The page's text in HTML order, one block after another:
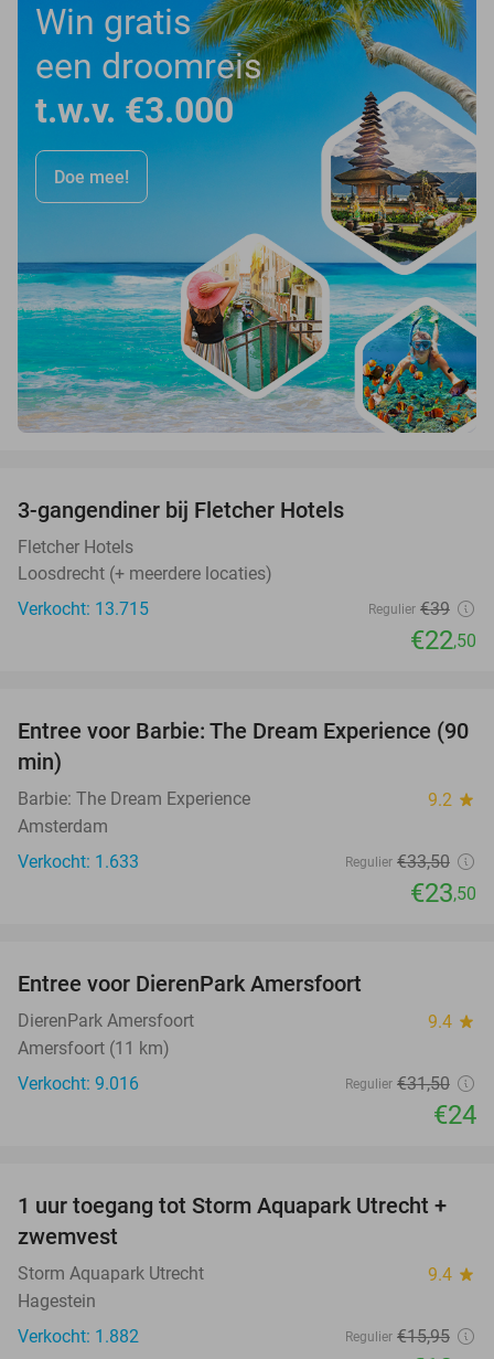
Win gratis
een droomreis
t.w.v. €3.000
Doe mee!
3-gangendiner bij Fletcher Hotels
Fletcher Hotels
Loosdrecht (+ meerdere locaties)
Verkocht: 13.715
Regulier €39
€22,50
30%
Entree voor Barbie: The Dream Experience (90
min)
Barbie: The Dream Experience 9.2 star
Amsterdam
Verkocht: 1.633
Regulier €33,50
€23,50
Entree voor DierenPark Amersfoort
DierenPark Amersfoort 9.4 star
Amersfoort (11 km)
Verkocht: 9.016
Regulier €31,50
€24
31%
1 uur toegang tot Storm Aquapark Utrecht +
zwemvest
Storm Aquapark Utrecht 9.4 star
Hagestein
Verkocht: 1.882
Regulier €15,95